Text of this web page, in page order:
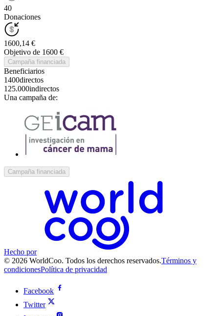
40
Donaciones
1600,14 €
Objetivo de 1600 €
Campaña financiada
Beneficiarios
1400directos
125.000indirectos
Una campaña de:
Campaña financiada
Hecho por
© 2026 WorldCoo. Todos los derechos reservados.Términos y
condicionesPolítica de privacidad
Facebook
Twitter